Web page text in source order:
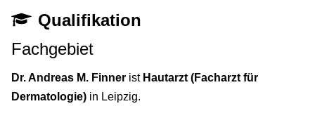
Qualifikation
Fachgebiet
Dr. Andreas M. Finner ist Hautarzt (Facharzt für
Dermatologie) in Leipzig.